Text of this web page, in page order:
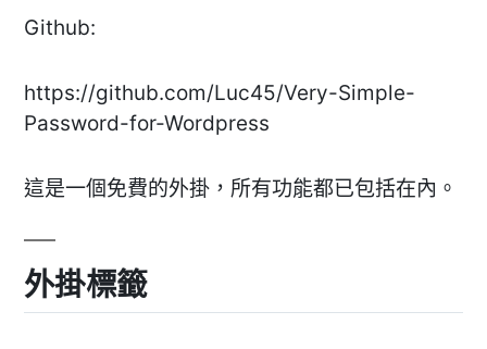
Github:
https://github.com/Luc45/Very-Simple-
Password-for-Wordpress
這是一個免費的外掛，所有功能都已包括在內。
外掛標籤